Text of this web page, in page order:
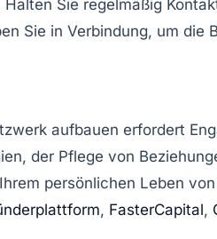
Halten Sie regelmäßig
Sie in Verbindung, um die
aufbauen erfordert
der Pflege von
persönlichen Leben
, FasterCapital,